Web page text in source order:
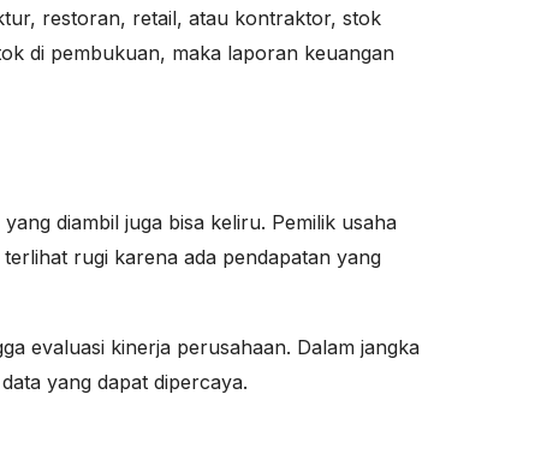
restoran, retail, atau kontraktor, stok
di pembukuan, maka laporan keuangan
diambil juga bisa keliru. Pemilik usaha
rugi karena ada pendapatan yang
evaluasi kinerja perusahaan. Dalam jangka
yang dapat dipercaya.